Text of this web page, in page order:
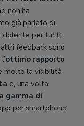
non ha
già parlato di
dolente per tutti i
feedback sono
ottimo rapporto
molto la visibilità
e, una volta
gamma di
per smartphone